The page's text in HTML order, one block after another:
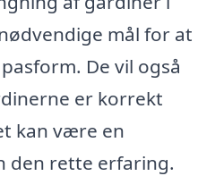
mål for at
De vil også
er korrekt
kan være en
den rette erfaring.